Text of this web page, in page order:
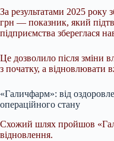
За результатами 2025 року
грн — показник, який
підприємства збереглася
Це дозволило після зміни
з початку, а відновлювати
«Галичфарм»: від
операційного стану
Схожий шлях пройшов
відновлення.